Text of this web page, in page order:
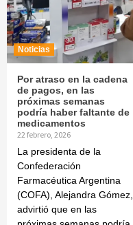
Noticias
Por atraso en la cadena
de pagos, en las
próximas semanas
podría haber faltante de
medicamentos
22 febrero, 2026
La presidenta de la
Confederación
Farmacéutica Argentina
(COFA), Alejandra Gómez,
advirtió que en las